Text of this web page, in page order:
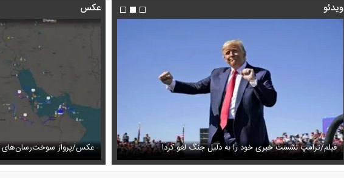
ویدئو
فیلم/ترامپ نشست خبری خود را به دلیل جنگ لغو کرد! این ویدئو از گنبد کاووس طی
عکس
عکس های زیبای هدیه تهرانی در یک گلخانه عکس/پرواز سوخت‌رسان‌های